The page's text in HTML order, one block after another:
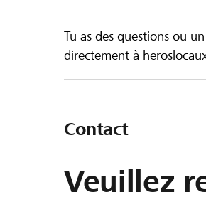
Tu as des questions ou
directement à
Contact
Veuillez